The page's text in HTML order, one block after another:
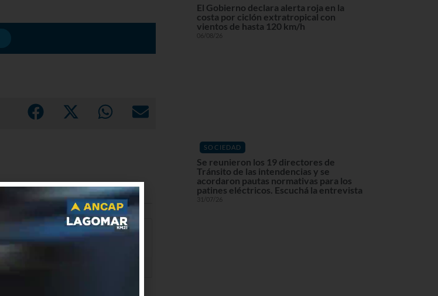
El Gobierno declara alerta roja en la
costa por ciclón extratropical con
vientos de hasta 120 km/h
06/08/26
SOCIEDAD
Se reunieron los 19 directores de
Tránsito de las intendencias y se
acordaron pautas normativas para los
patines eléctricos. Escuchá la entrevista
31/07/26